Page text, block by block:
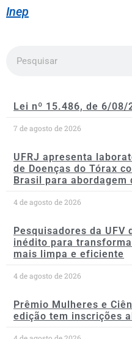
Inep
Lei nº 15.486, de 6/08/
7 de agosto de 2026
UFRJ apresenta
de Doenças do Tórax
Brasil para
4 de agosto de 2026
Pesquisadores da UFV
inédito para
mais limpa e eficiente
4 de agosto de 2026
Prêmio Mulheres e
edição tem inscrições